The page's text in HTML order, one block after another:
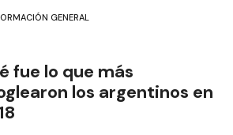
GENERAL
fue lo que más
los argentinos en